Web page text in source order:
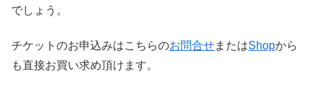
でしょう。
チケットのお申込みはこちらのお問合せまたはShopから
も直接お買い求め頂けます。